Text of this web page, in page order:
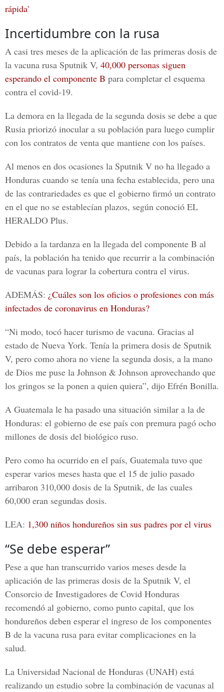
rápida'
Incertidumbre con la rusa
A casi tres meses de la aplicación de las primeras dosis de
la vacuna rusa Sputnik V, 40,000 personas siguen
esperando el componente B para completar el esquema
contra el covid-19.
La demora en la llegada de la segunda dosis se debe a que
Rusia priorizó inocular a su población para luego cumplir
con los contratos de venta que mantiene con los países.
Al menos en dos ocasiones la Sputnik V no ha llegado a
Honduras cuando se tenía una fecha establecida, pero una
de las contrariedades es que el gobierno firmó un contrato
en el que no se establecían plazos, según conoció EL
HERALDO Plus.
Debido a la tardanza en la llegada del componente B al
país, la población ha tenido que recurrir a la combinación
de vacunas para lograr la cobertura contra el virus.
ADEMÁS: ¿Cuáles son los oficios o profesiones con más
infectados de coronavirus en Honduras?
“Ni modo, tocó hacer turismo de vacuna. Gracias al
estado de Nueva York. Tenía la primera dosis de Sputnik
V, pero como ahora no viene la segunda dosis, a la mano
de Dios me puse la Johnson & Johnson aprovechando que
los gringos se la ponen a quien quiera”, dijo Efrén Bonilla.
A Guatemala le ha pasado una situación similar a la de
Honduras: el gobierno de ese país con premura pagó ocho
millones de dosis del biológico ruso.
Pero como ha ocurrido en el país, Guatemala tuvo que
esperar varios meses hasta que el 15 de julio pasado
arribaron 310,000 dosis de la Sputnik, de las cuales
60,000 eran segundas dosis.
LEA: 1,300 niños hondureños sin sus padres por el virus
“Se debe esperar”
Pese a que han transcurrido varios meses desde la
aplicación de las primeras dosis de la Sputnik V, el
Consorcio de Investigadores de Covid Honduras
recomendó al gobierno, como punto capital, que los
hondureños deben esperar el ingreso de los componentes
B de la vacuna rusa para evitar complicaciones en la
salud.
La Universidad Nacional de Honduras (UNAH) está
realizando un estudio sobre la combinación de vacunas al